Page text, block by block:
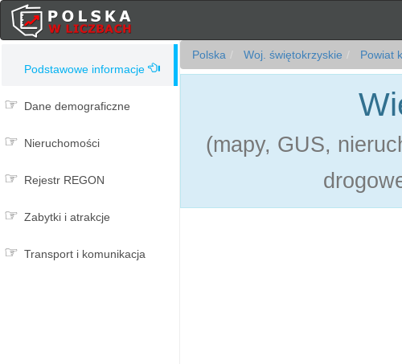
Podstawowe informacje
Dane demograficzne
Nieruchomości
Rejestr REGON
Zabytki i atrakcje
Transport i komunikacja
Polska Woj. świętokrzyskie Powiat
(mapy, GUS,